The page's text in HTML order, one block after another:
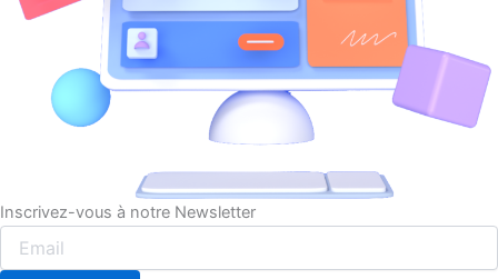
Inscrivez-vous à notre Newsletter